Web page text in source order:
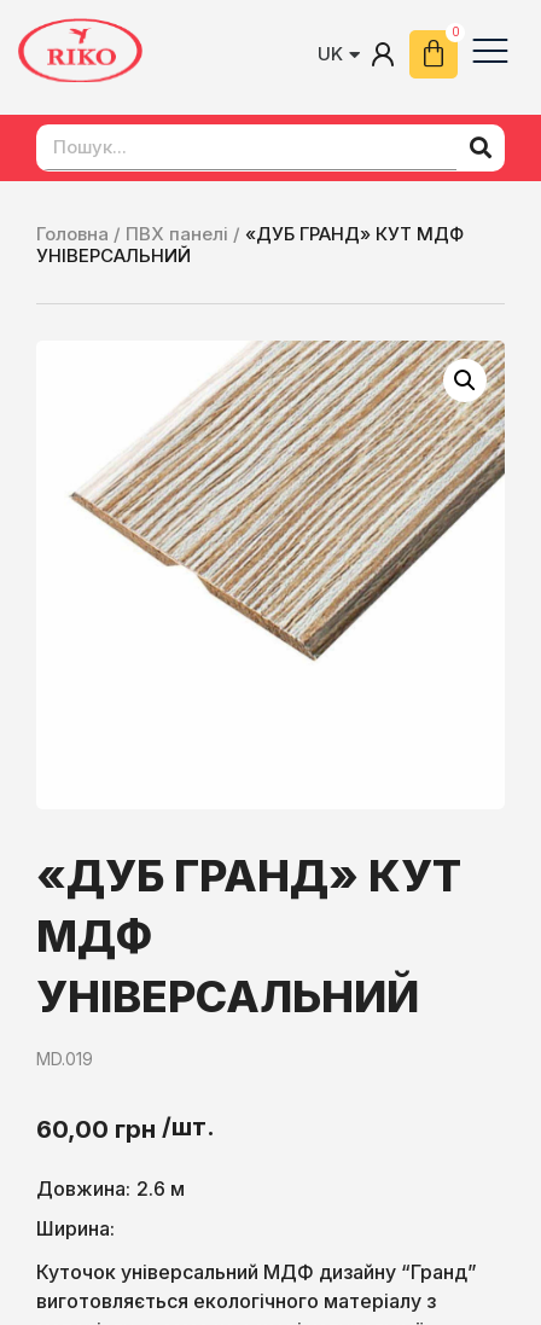
UK
EN
Головна / ПВХ панелі / «ДУБ ГРАНД» КУТ МДФ
УНІВЕРСАЛЬНИЙ
«ДУБ ГРАНД» КУТ
МДФ
УНІВЕРСАЛЬНИЙ
MD.019
60,00 грн /шт.
Довжина: 2.6 м
Ширина:
Куточок універсальний МДФ дизайну “Гранд”
виготовляється екологічного матеріалу з